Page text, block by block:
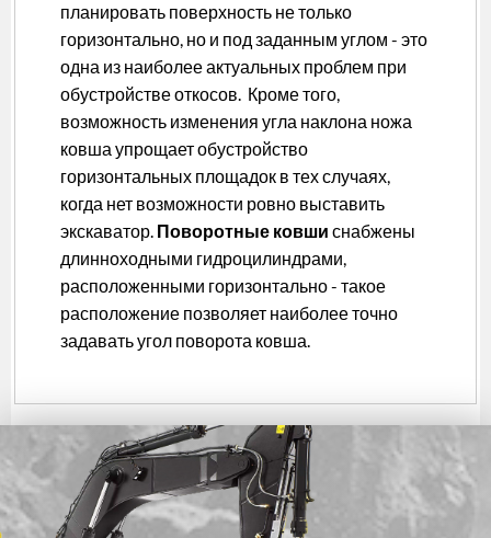
планировать поверхность не только
горизонтально, но и под заданным углом - это
одна из наиболее актуальных проблем при
обустройстве откосов. Кроме того,
возможность изменения угла наклона ножа
ковша упрощает обустройство
горизонтальных площадок в тех случаях,
когда нет возможности ровно выставить
экскаватор. Поворотные ковши снабжены
длинноходными гидроцилиндрами,
расположенными горизонтально - такое
расположение позволяет наиболее точно
задавать угол поворота ковша.